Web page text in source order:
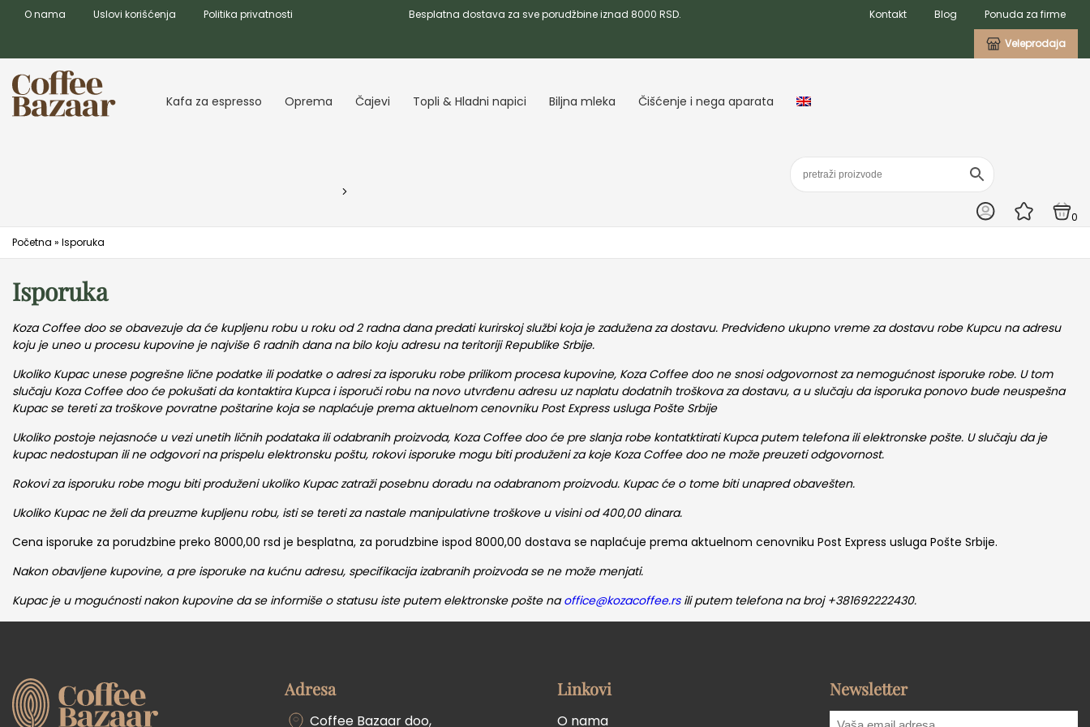
O nama Uslovi korišćenja Politika privatnosti Besplatna dostava za sve porudžbine iznad 8000 RSD. Kontakt Blog Ponuda za firme
Veleprodaja
Kafa za espresso Oprema Čajevi Topli & Hladni napici Biljna mleka Čišćenje i nega aparata
0
Početna » Isporuka
Isporuka
Koza Coffee doo se obavezuje da će kupljenu robu u roku od 2 radna dana predati kurirskoj službi koja je zadužena za dostavu. Predviđeno ukupno vreme za dostavu robe Kupcu na adresu
koju je uneo u procesu kupovine je najviše 6 radnih dana na bilo koju adresu na teritoriji Republike Srbije.
Ukoliko Kupac unese pogrešne lične podatke ili podatke o adresi za isporuku robe prilikom procesa kupovine, Koza Coffee doo ne snosi odgovornost za nemogućnost isporuke robe. U tom
slučaju Koza Coffee doo će pokušati da kontaktira Kupca i isporuči robu na novo utvrđenu adresu uz naplatu dodatnih troškova za dostavu, a u slučaju da isporuka ponovo bude neuspešna
Kupac se tereti za troškove povratne poštarine koja se naplaćuje prema aktuelnom cenovniku Post Express usluga Pošte Srbije
Ukoliko postoje nejasnoće u vezi unetih ličnih podataka ili odabranih proizvoda, Koza Coffee doo će pre slanja robe kontatktirati Kupca putem telefona ili elektronske pošte. U slučaju da je
kupac nedostupan ili ne odgovori na prispelu elektronsku poštu, rokovi isporuke mogu biti produženi za koje Koza Coffee doo ne može preuzeti odgovornost.
Rokovi za isporuku robe mogu biti produženi ukoliko Kupac zatraži posebnu doradu na odabranom proizvodu. Kupac će o tome biti unapred obavešten.
Ukoliko Kupac ne želi da preuzme kupljenu robu, isti se tereti za nastale manipulativne troškove u visini od 400,00 dinara.
Cena isporuke za porudzbine preko 8000,00 rsd je besplatna, za porudzbine ispod 8000,00 dostava se naplaćuje prema aktuelnom cenovniku Post Express usluga Pošte Srbije.
Nakon obavljene kupovine, a pre isporuke na kućnu adresu, specifikacija izabranih proizvoda se ne može menjati.
Kupac je u mogućnosti nakon kupovine da se informiše o statusu iste putem elektronske pošte naoffice@kozacoffee.rsili putem telefona na broj +381692222430.
Adresa
Coffee Bazaar doo,
Linkovi
O nama
Newsletter